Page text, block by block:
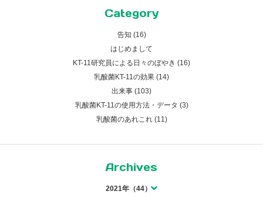
Category
告知 (16)
はじめまして
KT-11研究員による日々のぼやき (16)
乳酸菌KT-11の効果 (14)
出来事 (103)
乳酸菌KT-11の使用方法・データ (3)
乳酸菌のあれこれ (11)
Archives
2021年（44）